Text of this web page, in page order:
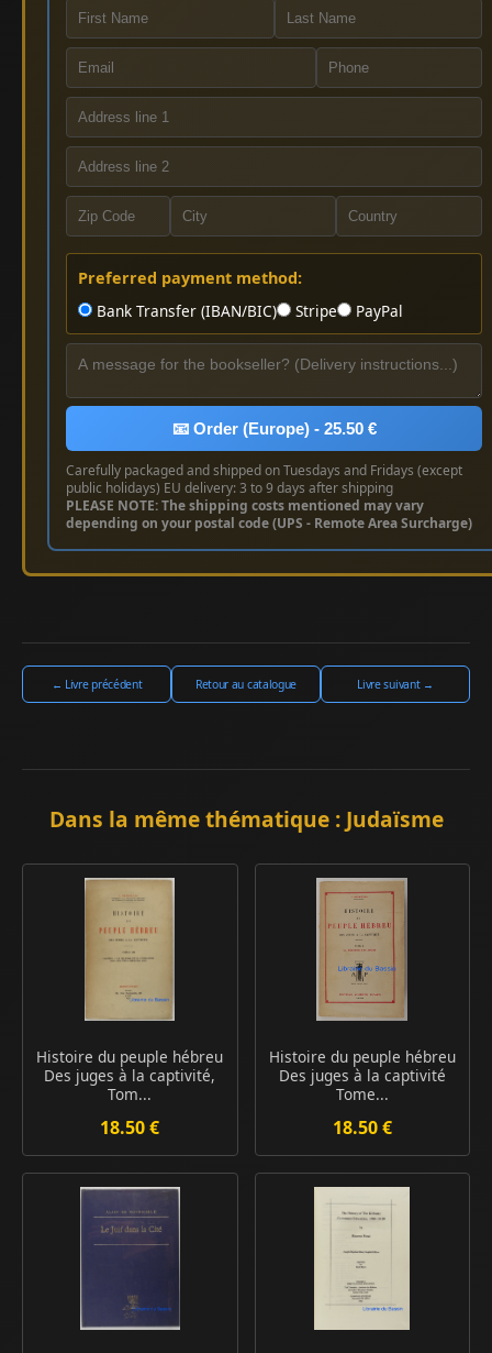
Preferred payment method:
Bank Transfer (IBAN/BIC)
Stripe PayPal
📧 Order (Europe) - 25.50 €
Carefully packaged and shipped on Tuesdays and Fridays (except
public holidays) EU delivery: 3 to 9 days after shipping
PLEASE NOTE: The shipping costs mentioned may vary
depending on your postal code (UPS - Remote Area Surcharge)
← Livre précédent Retour au catalogue Livre suivant →
Dans la même thématique : Judaïsme
Histoire du peuple hébreu
Des juges à la captivité,
Tom...
18.50 €
Histoire du peuple hébreu
Des juges à la captivité
Tome...
18.50 €